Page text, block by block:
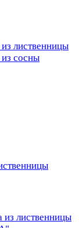
лиственницы
сосны
из лиственницы